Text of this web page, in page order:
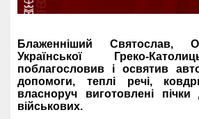
Блаженніший Святослав,
Української Греко-
поблагословив і освятив
допомоги, теплі речі,
власноруч виготовлені пічки
військових.